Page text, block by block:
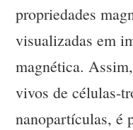
propriedades
visualizadas em
magnética.
vivos de células-
nanopartículas, é